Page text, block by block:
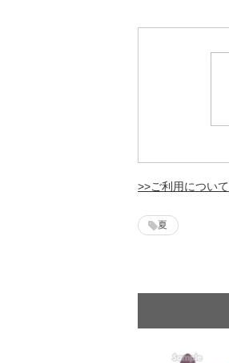
>>ご利用について
夏